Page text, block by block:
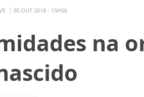
30 OUT 2018 - 15H56
na